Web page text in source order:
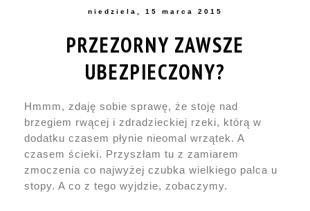
niedziela, 15 marca 2015
PRZEZORNY ZAWSZE
UBEZPIECZONY?
Hmmm, zdaję sobie sprawę, że stoję nad
brzegiem rwącej i zdradzieckiej rzeki, którą w
dodatku czasem płynie nieomal wrzątek. A
czasem ścieki. Przyszłam tu z zamiarem
zmoczenia co najwyżej czubka wielkiego palca u
stopy. A co z tego wyjdzie, zobaczymy.